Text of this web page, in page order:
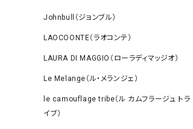
Johnbull（ジョンブル）
LAOCOONTE（ラオコンテ）
LAURA DI MAGGIO（ローラディマッジオ）
Le Melange（ル・メランジェ）
le camouflage tribe（ル カムフラージュ トラ
イブ）